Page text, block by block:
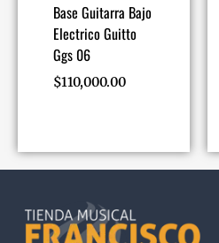
Base Guitarra Bajo
Electrico Guitto
Ggs 06
$110,000.00